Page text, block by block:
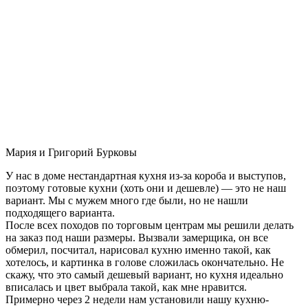
Мария и Григорий Бурковы
У нас в доме нестандартная кухня из-за короба и выступов,
поэтому готовые кухни (хоть они и дешевле) — это не наш
вариант. Мы с мужем много где были, но не нашли
подходящего варианта.
После всех походов по торговым центрам мы решили делать
на заказ под наши размеры. Вызвали замерщика, он все
обмерил, посчитал, нарисовал кухню именно такой, как
хотелось, и картинка в голове сложилась окончательно. Не
скажу, что это самый дешевый вариант, но кухня идеально
вписалась и цвет выбрала такой, как мне нравится.
Примерно через 2 недели нам установили нашу кухню-